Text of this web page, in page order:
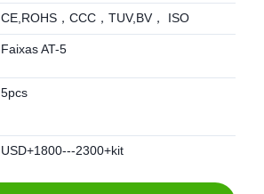
CE,ROHS，CCC，TUV,BV， ISO
Faixas AT-5
5pcs
USD+1800---2300+kit